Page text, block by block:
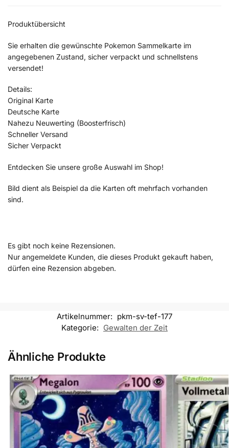
Produktübersicht
Sie erhalten die gewünschte Pokemon Sammelkarte im
angegebenen Zustand, sicher verpackt und schnellstens
versendet!
Details:
Original Karte
Deutsche Karte
Nahezu Neuwerting (Boosterfrisch)
Schneller Versand
Sicher Verpackt
Entdecken Sie unsere große Auswahl im Shop!
Bild dient als Beispiel da die Karten oft mehrfach vorhanden
sind.
Es gibt noch keine Rezensionen.
Nur angemeldete Kunden, die dieses Produkt gekauft haben,
dürfen eine Rezension abgeben.
Artikelnummer: pkm-sv-tef-177
Kategorie: Gewalten der Zeit
Ähnliche Produkte